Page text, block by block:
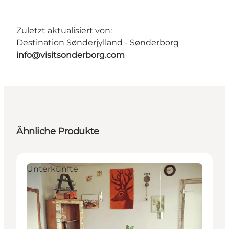
Zuletzt aktualisiert von:
Destination Sønderjylland - Sønderborg
info@visitsonderborg.com
Ähnliche Produkte
Unterkünfte